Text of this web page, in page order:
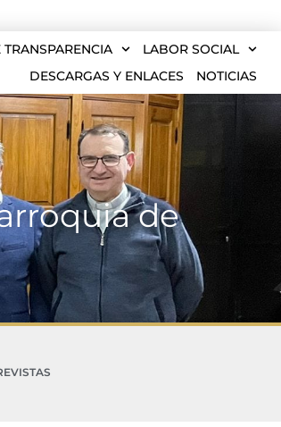
LABOR SOCIAL
DESCARGAS Y ENLACES
NOTICIAS
de